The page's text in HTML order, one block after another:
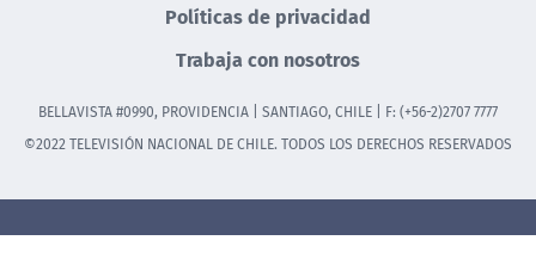
Políticas de privacidad
Trabaja con nosotros
BELLAVISTA #0990, PROVIDENCIA | SANTIAGO, CHILE | F: (+56-2)2707 7777
©2022 TELEVISIÓN NACIONAL DE CHILE. TODOS LOS DERECHOS RESERVADOS